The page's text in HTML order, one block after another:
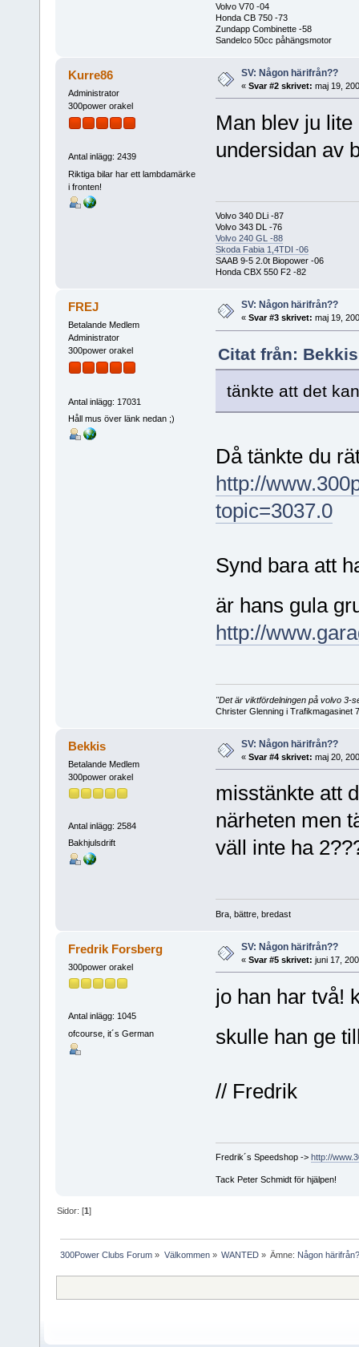
Volvo V70 -04
Honda CB 750 -73
Zundapp Combinette -58
Sandelco 50cc påhängsmotor
Kurre86
Administrator
300power orakel
Antal inlägg: 2439
Riktiga bilar har ett lambdamärke
i fronten!
SV: Någon härifrån??
« Svar #2 skrivet: maj 19,
Man blev ju
undersidan av
Volvo 340 DLi -87
Volvo 343 DL -76
Volvo 240 GL -88
Skoda Fabia 1,4TDI -06
SAAB 9-5 2.0t Biopower -06
Honda CBX 550 F2 -82
FREJ
Betalande Medlem
Administrator
300power orakel
Antal inlägg: 17031
Håll mus över länk nedan ;)
SV: Någon härifrån??
« Svar #3 skrivet: maj 19,
Citat från:
tänkte att det
Då tänkte du
http://
topic=3037.0
Synd bara att
är hans gula
http://
"Det är viktfördelningen på volvo 3-
Christer Glenning i Trafikmagasinet
Bekkis
Betalande Medlem
300power orakel
Antal inlägg: 2584
Bakhjulsdrift
SV: Någon härifrån??
« Svar #4 skrivet: maj 20,
misstänkte att
närheten men
väll inte ha
Bra, bättre, bredast
Fredrik Forsberg
300power orakel
Antal inlägg: 1045
ofcourse, it´s German
SV: Någon härifrån??
« Svar #5 skrivet: juni 17,
jo han har två!
skulle han ge
// Fredrik
Fredrik´s Speedshop -> http://
Tack Peter Schmidt för hjälpen!
Sidor: [1]
300Power Clubs Forum » Välkommen» WANTED» Ämne: Någon